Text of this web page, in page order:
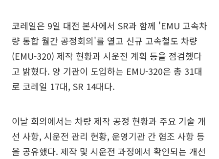
코레일은 9일 대전 본사에서 SR과 함께 'EMU 고속차
량 통합 월간 공정회의'를 열고 신규 고속철도 차량
(EMU-320) 제작 현황과 시운전 계획 등을 점검했다
고 밝혔다. 양 기관이 도입하는 EMU-320은 총 31대
로 코레일 17대, SR 14대다.
이날 회의에서는 차량 제작 공정 현황과 주요 기술 개
선 사항, 시운전 관리 현황, 운영기관 간 협조 사항 등
을 공유했다. 제작 및 시운전 과정에서 확인되는 개선